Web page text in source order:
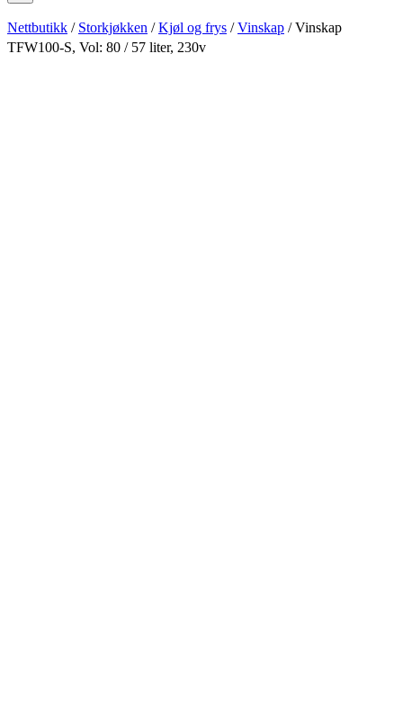
Nettbutikk / Storkjøkken /Kjøl og frys /Vinskap / Vinskap
TFW100-S, Vol: 80 / 57 liter, 230v